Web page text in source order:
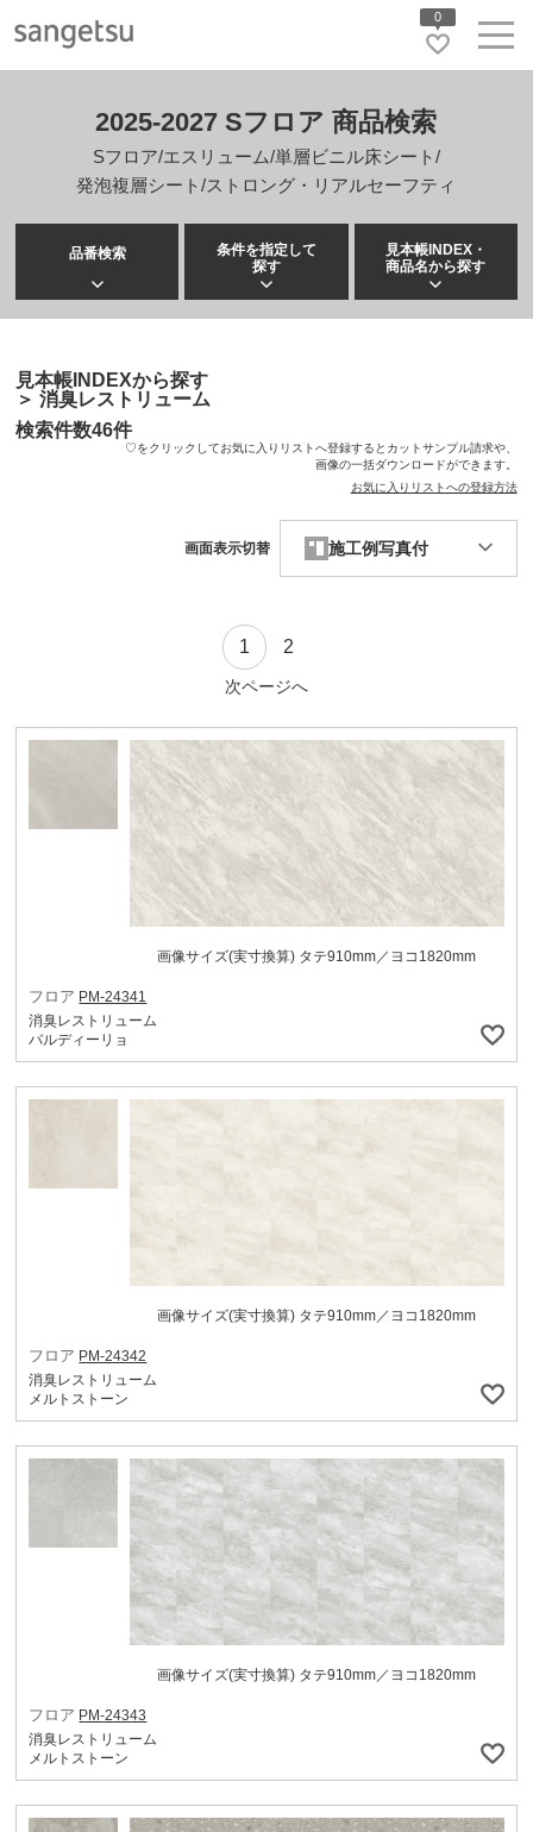
0
2025-2027 Sフロア 商品検索
Sフロア/エスリューム/単層ビニル床シート/
発泡複層シート/ストロング・リアルセーフティ
品番検索
条件を指定して
探す
見本帳INDEX・
商品名から探す
見本帳INDEXから探す
＞消臭レストリューム
検索件数46件
♡をクリックしてお気に入りリストへ登録するとカットサンプル請求や、
画像の一括ダウンロードができます。
お気に入りリストへの登録方法
画面表示切替 施工例写真付
1 2
次ページへ
画像サイズ(実寸換算) タテ910mm／ヨコ1820mm
フロア PM-24341
消臭レストリューム
バルディーリョ
画像サイズ(実寸換算) タテ910mm／ヨコ1820mm
フロア PM-24342
消臭レストリューム
メルトストーン
画像サイズ(実寸換算) タテ910mm／ヨコ1820mm
フロア PM-24343
消臭レストリューム
メルトストーン